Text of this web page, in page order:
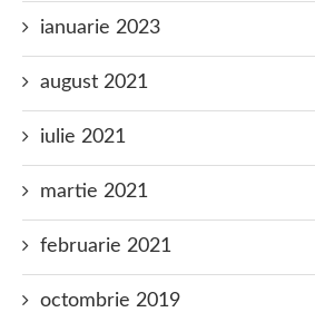
ianuarie 2023
august 2021
iulie 2021
martie 2021
februarie 2021
octombrie 2019